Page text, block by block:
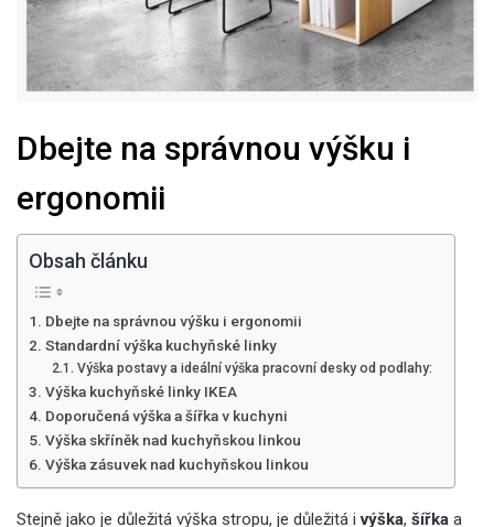
Dbejte na správnou výšku i
ergonomii
Obsah článku
Dbejte na správnou výšku i ergonomii
Standardní výška kuchyňské linky
Výška postavy a ideální výška pracovní desky od podlahy:
Výška kuchyňské linky IKEA
Doporučená výška a šířka v kuchyni
Výška skříněk nad kuchyňskou linkou
Výška zásuvek nad kuchyňskou linkou
Stejně jako je důležitá výška stropu, je důležitá ivýška, šířka a